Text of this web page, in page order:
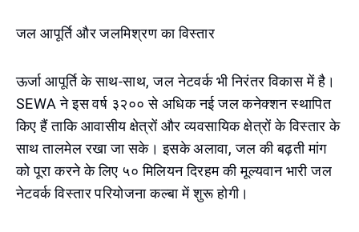
जल आपूर्ति और जलमिश्रण का विस्तार
ऊर्जा आपूर्ति के साथ-साथ, जल नेटवर्क भी निरंतर विकास में है।
SEWA ने इस वर्ष ३२०० से अधिक नई जल कनेक्शन स्थापित
किए हैं ताकि आवासीय क्षेत्रों और व्यवसायिक क्षेत्रों के विस्तार के
साथ तालमेल रखा जा सके। इसके अलावा, जल की बढ़ती मांग
को पूरा करने के लिए ५० मिलियन दिरहम की मूल्यवान भारी जल
नेटवर्क विस्तार परियोजना कल्बा में शुरू होगी।